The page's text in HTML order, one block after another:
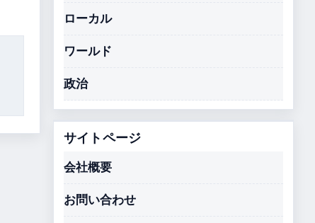
ローカル
ワールド
政治
サイトページ
会社概要
お問い合わせ